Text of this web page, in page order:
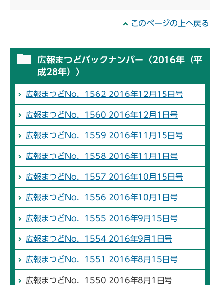
このページの上へ戻る
広報まつどバックナンバー〈2016年（平
成28年）〉
広報まつどNo．1562 2016年12月15日号
広報まつどNo．1560 2016年12月1日号
広報まつどNo．1559 2016年11月15日号
広報まつどNo．1558 2016年11月1日号
広報まつどNo．1557 2016年10月15日号
広報まつどNo．1556 2016年10月1日号
広報まつどNo．1555 2016年9月15日号
広報まつどNo．1554 2016年9月1日号
広報まつどNo．1551 2016年8月15日号
広報まつどNo．1550 2016年8月1日号